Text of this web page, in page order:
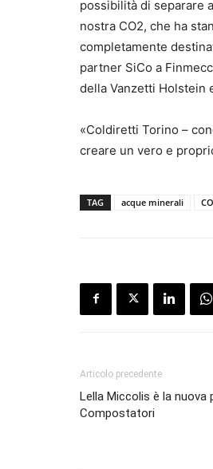
possibilità di separare
nostra CO2, che ha
completamente
partner SiCo a
della Vanzetti Holstein
«Coldiretti Torino –
creare un vero e
TAG acque minerali
Articolo precedente
Lella Miccolis è la
Compostatori